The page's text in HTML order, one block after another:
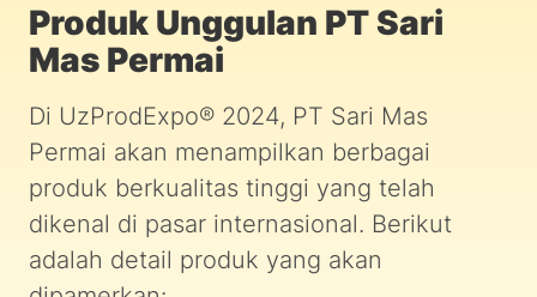
Produk Unggulan PT Sari
Mas Permai
Di UzProdExpo® 2024, PT Sari Mas
Permai akan menampilkan berbagai
produk berkualitas tinggi yang telah
dikenal di pasar internasional. Berikut
adalah detail produk yang akan